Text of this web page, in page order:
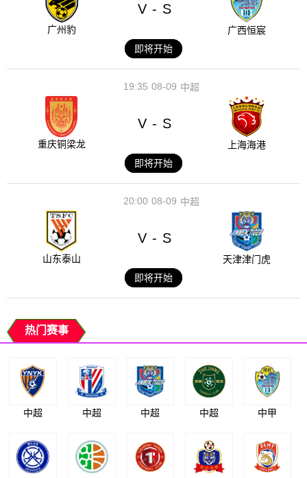
广州豹
V - S
广西恒宸
即将开始
08-09
19:35 中超
重庆铜梁龙
V - S
上海海港
即将开始
08-09
20:00 中超
山东泰山
V - S
天津津门虎
即将开始
热门赛事
中超 中超 中超 中超 中甲